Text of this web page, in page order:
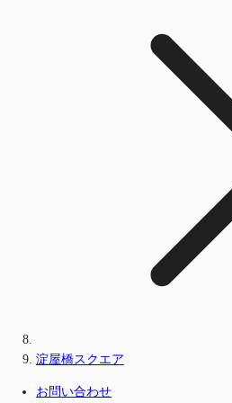
淀屋橋スクエア
お問い合わせ